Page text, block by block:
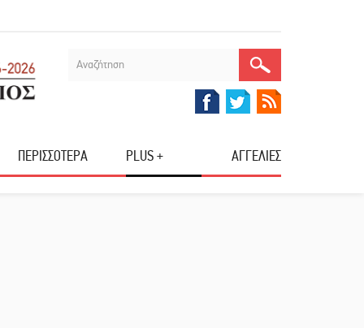
ΠΕΡΙΣΣΟΤΕΡΑ PLUS + ΑΓΓΕΛΙΕΣ